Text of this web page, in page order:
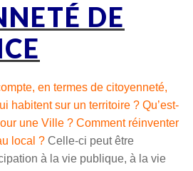
DE
en termes de citoyenneté,
habitent sur un territoire ? Qu’est-
une Ville ? Comment réinventer
local ? Celle-ci peut être
à la vie publique, à la vie